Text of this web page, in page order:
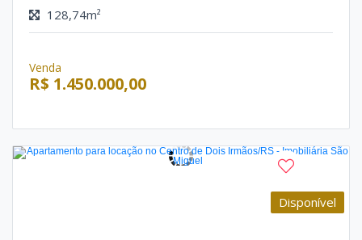
128,74m²
Venda
R$ 1.450.000,00
Disponível